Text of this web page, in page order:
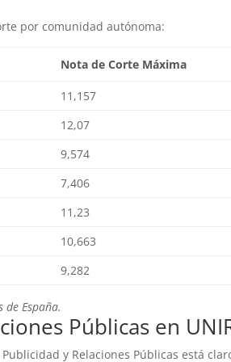
por comunidad autónoma:
Nota de Corte Máxima
11,157
12,07
9,574
7,406
11,23
10,663
9,282
España.
Públicas en
y Relaciones Públicas está